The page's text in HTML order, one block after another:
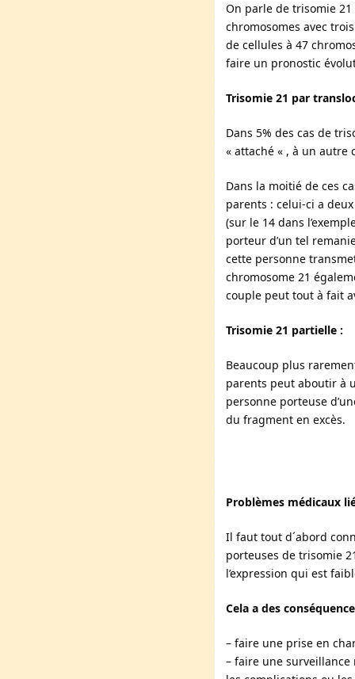
On parle de trisomie
chromosomes avec
de cellules à 47
faire un pronostic
Trisomie 21 par
Dans 5% des cas de
« attaché « , à un autre
Dans la moitié de ces
parents : celui-ci a
(sur le 14 dans
porteur d’un tel
cette personne
chromosome 21
couple peut tout à fait
Trisomie 21 partielle :
Beaucoup plus
parents peut aboutir à
personne porteuse
du fragment en excès.
Problèmes médicaux
Il faut tout d´abord
porteuses de trisomie
l’expression qui est
Cela a des
– faire une prise en
– faire une